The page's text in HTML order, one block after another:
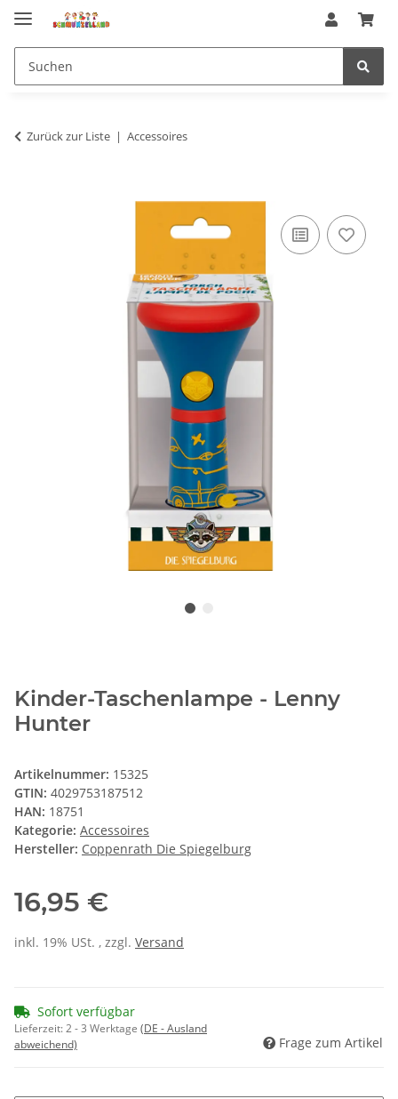
Zurück zur Liste Accessoires
Kinder-Taschenlampe - Lenny
Hunter
Artikelnummer: 15325
GTIN: 4029753187512
HAN: 18751
Kategorie: Accessoires
Hersteller: Coppenrath Die Spiegelburg
16,95 €
inkl. 19% USt. , zzgl. Versand
Sofort verfügbar
Lieferzeit:2 - 3 Werktage (DE - Ausland
abweichend)
Frage zum Artikel